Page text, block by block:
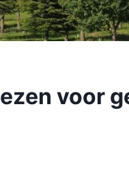
voor